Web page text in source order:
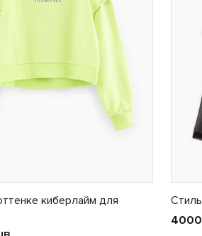
киберлайм для